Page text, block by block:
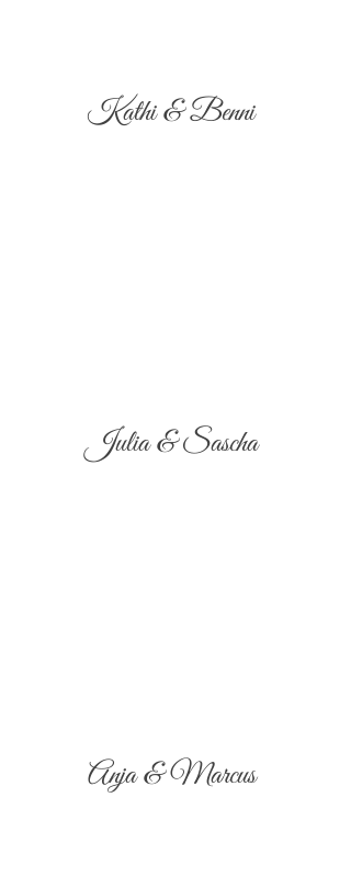
Kathi & Benni
Julia & Sascha
Anja & Marcus